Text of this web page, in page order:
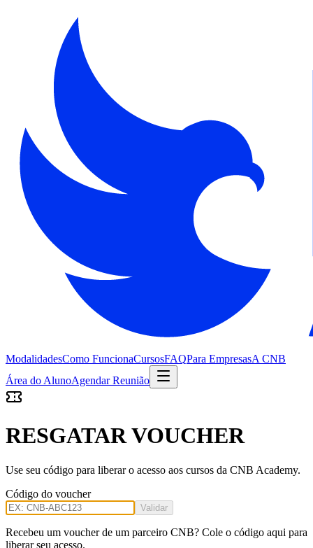
ModalidadesComo FuncionaCursosFAQPara EmpresasA CNB
Área do AlunoAgendar Reunião
RESGATAR VOUCHER
Use seu código para liberar o acesso aos cursos da CNB Academy.
Código do voucher
Validar
Recebeu um voucher de um parceiro CNB? Cole o código aqui para
liberar seu acesso.